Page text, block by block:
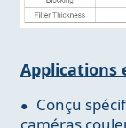
Applications
Conçu